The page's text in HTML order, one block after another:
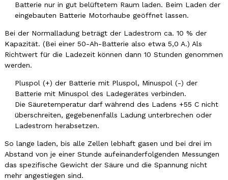
Batterie nur in gut belüftetem Raum laden. Beim Laden der
eingebauten Batterie Motorhaube geöffnet lassen.
Bei der Normalladung beträgt der Ladestrom ca. 10 % der
Kapazität. (Bei einer 50-Ah-Batterie also etwa 5,0 A.) Als
Richtwert für die Ladezeit können dann 10 Stunden genommen
werden.
Pluspol (+) der Batterie mit Pluspol, Minuspol (-) der
Batterie mit Minuspol des Ladegerätes verbinden.
Die Säuretemperatur darf während des Ladens +55 C nicht
überschreiten, gegebenenfalls Ladung unterbrechen oder
Ladestrom herabsetzen.
So lange laden, bis alle Zellen lebhaft gasen und bei drei im
Abstand von je einer Stunde aufeinanderfolgenden Messungen
das spezifische Gewicht der Säure und die Spannung nicht
mehr angestiegen sind.